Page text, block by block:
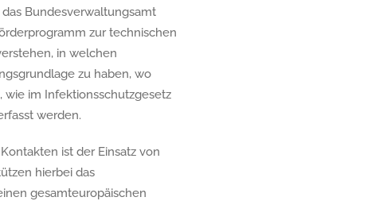
Bundesverwaltungsamt
zur technischen
in welchen
zu haben, wo
im Infektionsschutzgesetz
werden.
ist der Einsatz von
hierbei das
gesamteuropäischen